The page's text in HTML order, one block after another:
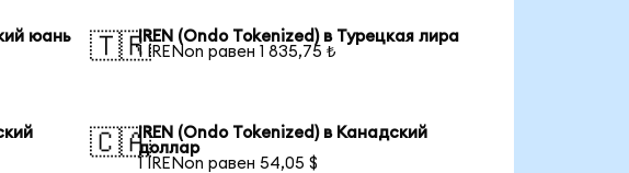
юань
🇹🇷IREN (Ondo Tokenized) в Турецкая лира
1 IRENon равен 1 835,75 ₺
🇨🇦IREN (Ondo Tokenized) в Канадский
доллар
1 IRENon равен 54,05 $